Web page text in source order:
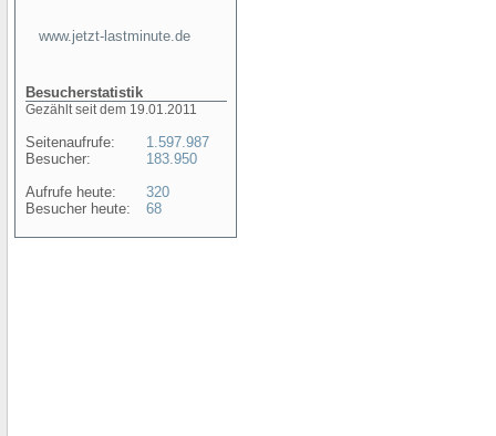
www.jetzt-lastminute.de
Besucherstatistik
Gezählt seit dem 19.01.2011
Seitenaufrufe:
Besucher:
Aufrufe heute:
Besucher heute:
1.597.987
183.950
320
68